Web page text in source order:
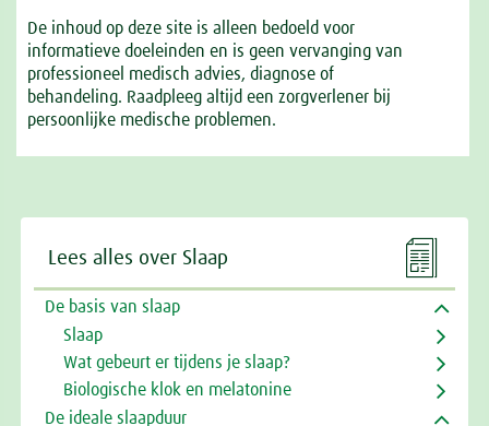
De inhoud op deze site is alleen bedoeld voor
informatieve doeleinden en is geen vervanging van
professioneel medisch advies, diagnose of
behandeling. Raadpleeg altijd een zorgverlener bij
persoonlijke medische problemen.

Lees alles over Slaap
De basis van slaap
Slaap
Wat gebeurt er tijdens je slaap?
Biologische klok en melatonine
De ideale slaapduur